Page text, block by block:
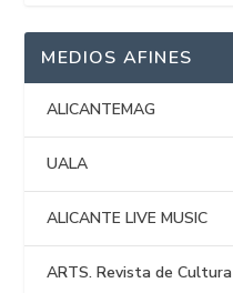
MEDIOS AFINES
ALICANTEMAG
UALA
ALICANTE LIVE MUSIC
ARTS. Revista de Cultura